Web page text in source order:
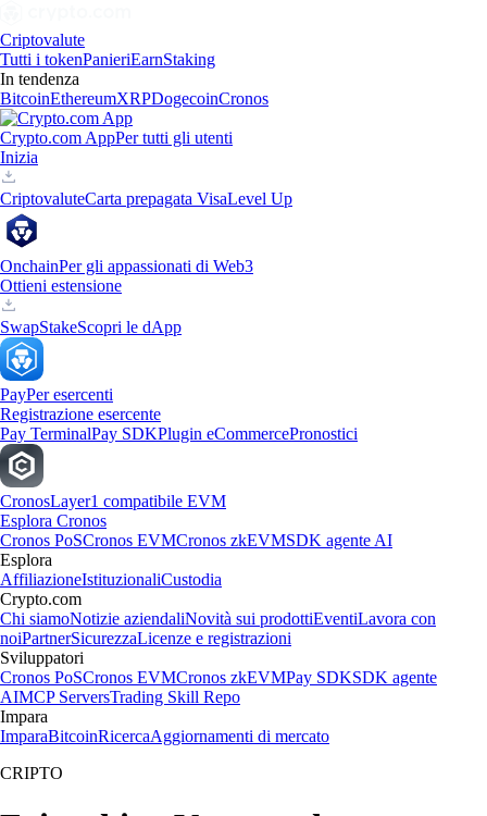
Criptovalute
Tutti i tokenPanieriEarnStaking
In tendenza
BitcoinEthereumXRPDogecoinCronos
Crypto.com AppPer tutti gli utenti
Inizia
CriptovaluteCarta prepagata VisaLevel Up
OnchainPer gli appassionati di Web3
Ottieni estensione
SwapStakeScopri le dApp
PayPer esercenti
Registrazione esercente
Pay TerminalPay SDKPlugin eCommercePronostici
CronosLayer1 compatibile EVM
Esplora Cronos
Cronos PoSCronos EVMCronos zkEVMSDK agente AI
Esplora
AffiliazioneIstituzionaliCustodia
Crypto.com
Chi siamoNotizie aziendaliNovità sui prodottiEventiLavora con
noiPartnerSicurezzaLicenze e registrazioni
Sviluppatori
Cronos PoSCronos EVMCronos zkEVMPay SDKSDK agente
AIMCP ServersTrading Skill Repo
Impara
ImparaBitcoinRicercaAggiornamenti di mercato
CRIPTO